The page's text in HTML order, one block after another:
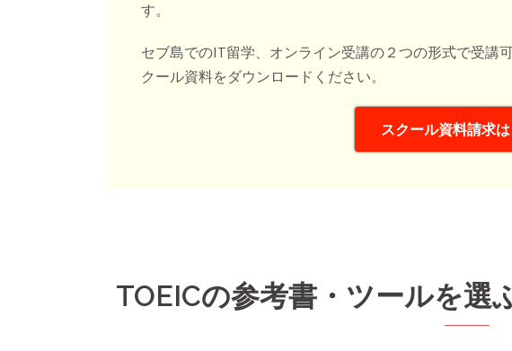
す。
セブ島でのIT留学、オンライン受講の２つの形式で受講
クール資料をダウンロードください。
スクール資料請求
TOEICの参考書・ツールを選